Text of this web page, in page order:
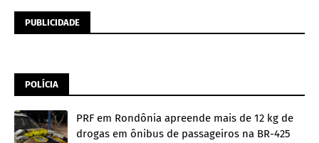
PUBLICIDADE
POLÍCIA
PRF em Rondônia apreende mais de 12 kg de
drogas em ônibus de passageiros na BR-425